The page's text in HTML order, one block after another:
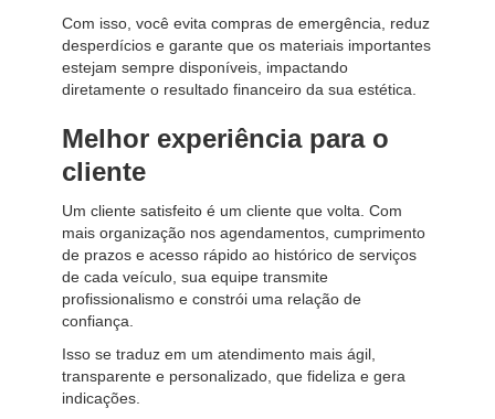
Com isso, você evita compras de emergência, reduz
desperdícios e garante que os materiais importantes
estejam sempre disponíveis, impactando
diretamente o resultado financeiro da sua estética.
Melhor experiência para o
cliente
Um cliente satisfeito é um cliente que volta. Com
mais organização nos agendamentos, cumprimento
de prazos e acesso rápido ao histórico de serviços
de cada veículo, sua equipe transmite
profissionalismo e constrói uma relação de
confiança.
Isso se traduz em um atendimento mais ágil,
transparente e personalizado, que fideliza e gera
indicações.